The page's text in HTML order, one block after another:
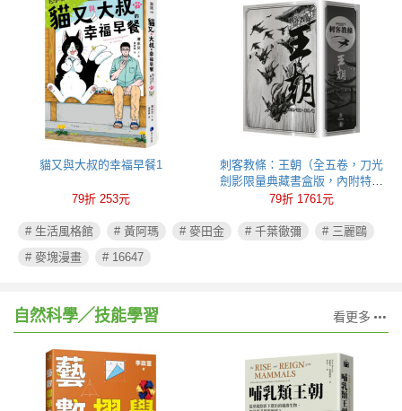
貓又與大叔的幸福早餐1
79折 253元
刺客教條：王朝（全五卷，刀光
劍影限量典藏書盒版，內附特製
刺客水墨古風海報）
79折 1761元
# 生活風格館 # 黃阿瑪 # 麥田金 # 千葉徹彌
# 三麗鷗
# 麥塊漫畫
# 16647
自然科學╱技能學習 看更多